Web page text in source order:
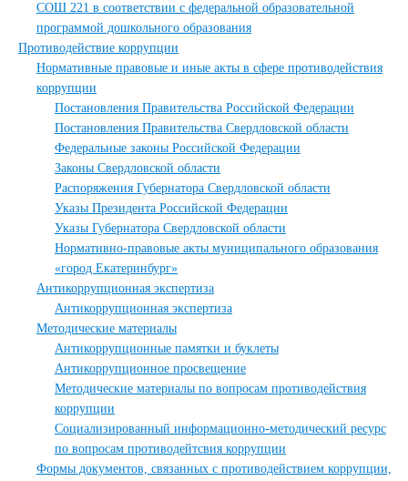
СОШ 221 в соответствии с федеральной образовательной
программой дошкольного образования
Противодействие коррупции
Нормативные правовые и иные акты в сфере противодействия
коррупции
Постановления Правительства Российской Федерации
Постановления Правительства Свердловской области
Федеральные законы Российской Федерации
Законы Свердловской области
Распоряжения Губернатора Свердловской области
Указы Президента Российской Федерации
Указы Губернатора Свердловской области
Нормативно-правовые акты муниципального образования
«город Екатеринбург»
Антикоррупционная экспертиза
Антикоррупционная экспертиза
Методические материалы
Антикоррупционные памятки и буклеты
Антикоррупционное просвещение
Методические материалы по вопросам противодействия
коррупции
Социализированный информационно-методический ресурс
по вопросам противодейтсвия коррупции
Формы документов, связанных с противодействием коррупции,